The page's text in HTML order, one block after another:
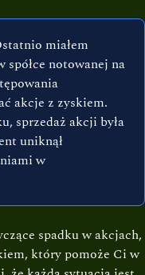
miałem
notowanej na
akcje z zyskiem.
sprzedaż akcji była
uniknął
w
spadku w akcjach,
który pomoże Ci w